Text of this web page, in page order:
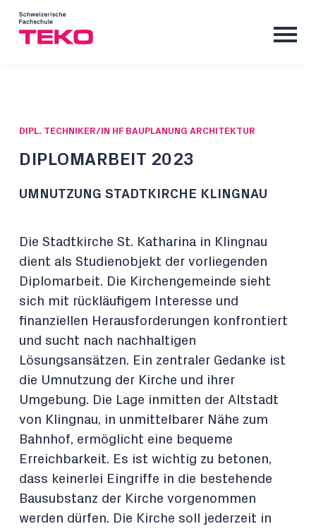
DIPL. TECHNIKER/IN HF BAUPLANUNG ARCHITEKTUR
DIPLOMARBEIT 2023
UMNUTZUNG STADTKIRCHE KLINGNAU
Die Stadtkirche St. Katharina in Klingnau
dient als Studienobjekt der vorliegenden
Diplomarbeit. Die Kirchengemeinde sieht
sich mit rückläufigem Interesse und
finanziellen Herausforderungen konfrontiert
und sucht nach nachhaltigen
Lösungsansätzen. Ein zentraler Gedanke ist
die Umnutzung der Kirche und ihrer
Umgebung. Die Lage inmitten der Altstadt
von Klingnau, in unmittelbarer Nähe zum
Bahnhof, ermöglicht eine bequeme
Erreichbarkeit. Es ist wichtig zu betonen,
dass keinerlei Eingriffe in die bestehende
Bausubstanz der Kirche vorgenommen
werden dürfen. Die Kirche soll jederzeit in